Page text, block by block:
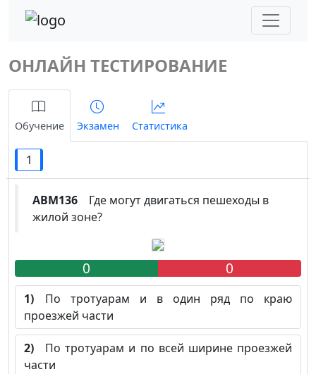
ОНЛАЙН ТЕСТИРОВАНИЕ
Обучение Экзамен Статистика
1
ABM136 Где могут двигаться пешеходы в
жилой зоне?
0 0
1) По тротуарам и в один ряд по краю
проезжей части
2) По тротуарам и по всей ширине проезжей
части